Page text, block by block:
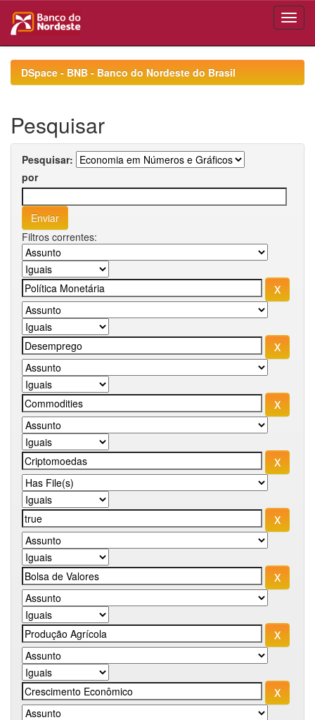
navigationDSpace - BNB - Banco do Nordeste do Brasil
Pesquisar
Pesquisar:
por
Filtros correntes: